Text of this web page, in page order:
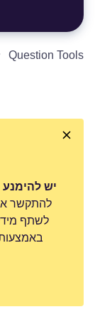
Question Tools
יש
להתקשר
לשתף